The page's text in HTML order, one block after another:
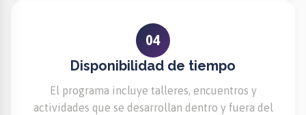
04
Disponibilidad de tiempo
El programa incluye talleres, encuentros y
actividades que se desarrollan dentro y fuera del